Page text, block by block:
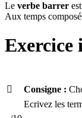
Le verbe barrer
Aux temps
Exercice
 Consigne :
Ecrivez les